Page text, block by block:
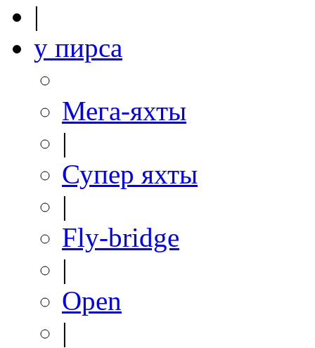
|
у пирса
Мега-яхты
|
Супер яхты
|
Fly-bridge
|
Open
|